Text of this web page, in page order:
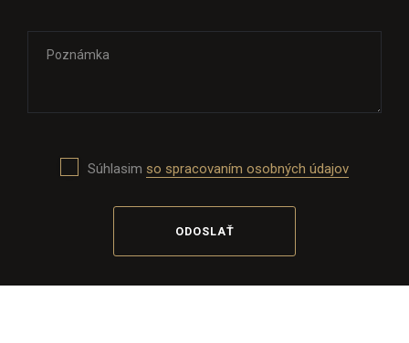
Súhlasim so spracovaním osobných údajov
ODOSLAŤ